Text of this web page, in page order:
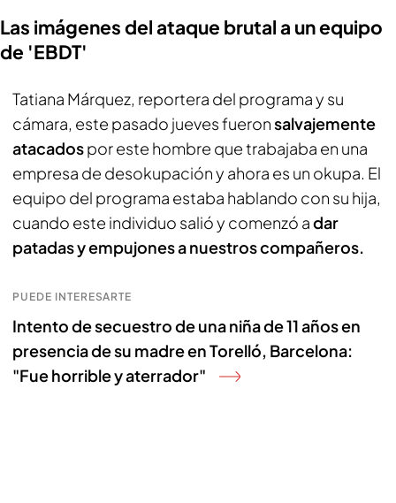
Las imágenes del ataque brutal a un equipo
de 'EBDT'
Tatiana Márquez, reportera del programa y su
cámara, este pasado jueves fueronsalvajemente
atacadospor este hombre que trabajaba en una
empresa de desokupación y ahora es un okupa. El
equipo del programa estaba hablando con su hija,
cuando este individuo salió y comenzó adar
patadas y empujones a nuestros compañeros.
PUEDE INTERESARTE
Intento de secuestro de una niña de 11 años en
presencia de su madre en Torelló, Barcelona:
"Fue horrible y aterrador"